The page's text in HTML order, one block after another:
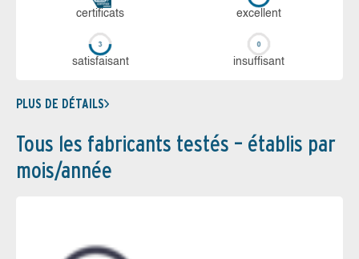
certi­ficats ex­cellent
sa­tis­fai­sant in­suf­fi­sant
PLUS DE DÉTAILS
Tous les fabricants testés – établis par
mois/année